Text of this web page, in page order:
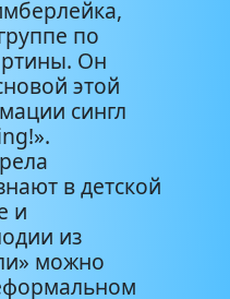
по
Он
этой
сингл
в детской
и
из
можно